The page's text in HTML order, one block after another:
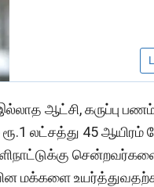
ஆட்சி, கருப்பு பணம்
லட்சத்து 45 ஆயிரம்
சென்றவர்களை
மக்களை